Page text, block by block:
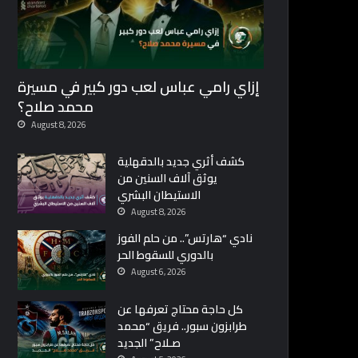
إزاي رامي عباس لعب دور كبير في مسيرة
محمد صلاح؟
August 8, 2026
كشف أثري جديد بالدقهلية
يوثق آلاف السنين من
الاستيطان البشري
August 8, 2026
نادي “هارتس”.. من حلم الفوز
بالدوري للسقوط الحر
August 6, 2026
كل حاجة محتاج تعرفها عن
طرابزون سبور.. فريق “محمد
صـلاح” الجديد